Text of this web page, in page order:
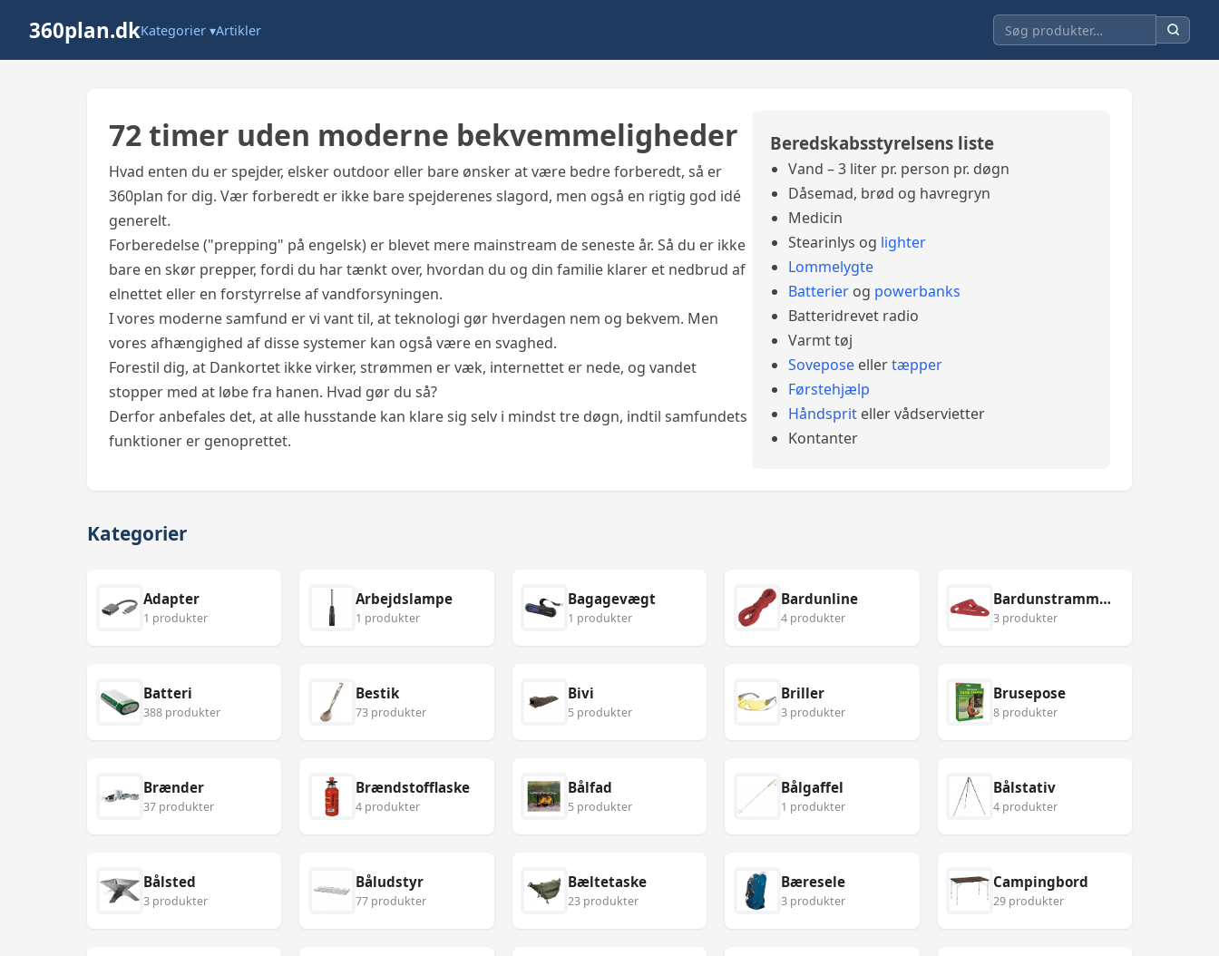
360plan.dkKategorier ▾Artikler
72 timer uden moderne bekvemmeligheder
Hvad enten du er spejder, elsker outdoor eller bare ønsker at være bedre forberedt, så er
360plan for dig. Vær forberedt er ikke bare spejderenes slagord, men også en rigtig god idé
generelt.
Forberedelse ("prepping" på engelsk) er blevet mere mainstream de seneste år. Så du er ikke
bare en skør prepper, fordi du har tænkt over, hvordan du og din familie klarer et nedbrud af
elnettet eller en forstyrrelse af vandforsyningen.
I vores moderne samfund er vi vant til, at teknologi gør hverdagen nem og bekvem. Men
vores afhængighed af disse systemer kan også være en svaghed.
Forestil dig, at Dankortet ikke virker, strømmen er væk, internettet er nede, og vandet
stopper med at løbe fra hanen. Hvad gør du så?
Derfor anbefales det, at alle husstande kan klare sig selv i mindst tre døgn, indtil samfundets
funktioner er genoprettet.
Beredskabsstyrelsens liste
Vand – 3 liter pr. person pr. døgn
Dåsemad, brød og havregryn
Medicin
Stearinlys og lighter
Lommelygte
Batterier og powerbanks
Batteridrevet radio
Varmt tøj
Sovepose ellertæpper
Førstehjælp
Håndsprit eller vådservietter
Kontanter
Kategorier
Adapter
1 produkter
Arbejdslampe
1 produkter
Bagagevægt
1 produkter
Bardunline
4 produkter
Bardunstrammer
3 produkter
Batteri
388 produkter
Bestik
73 produkter
Bivi
5 produkter
Briller
3 produkter
Brusepose
8 produkter
Brænder
37 produkter
Brændstofflaske
4 produkter
Bålfad
5 produkter
Bålgaffel
1 produkter
Bålstativ
4 produkter
Bålsted
3 produkter
Båludstyr
77 produkter
Bæltetaske
23 produkter
Bæresele
3 produkter
Campingbord
29 produkter